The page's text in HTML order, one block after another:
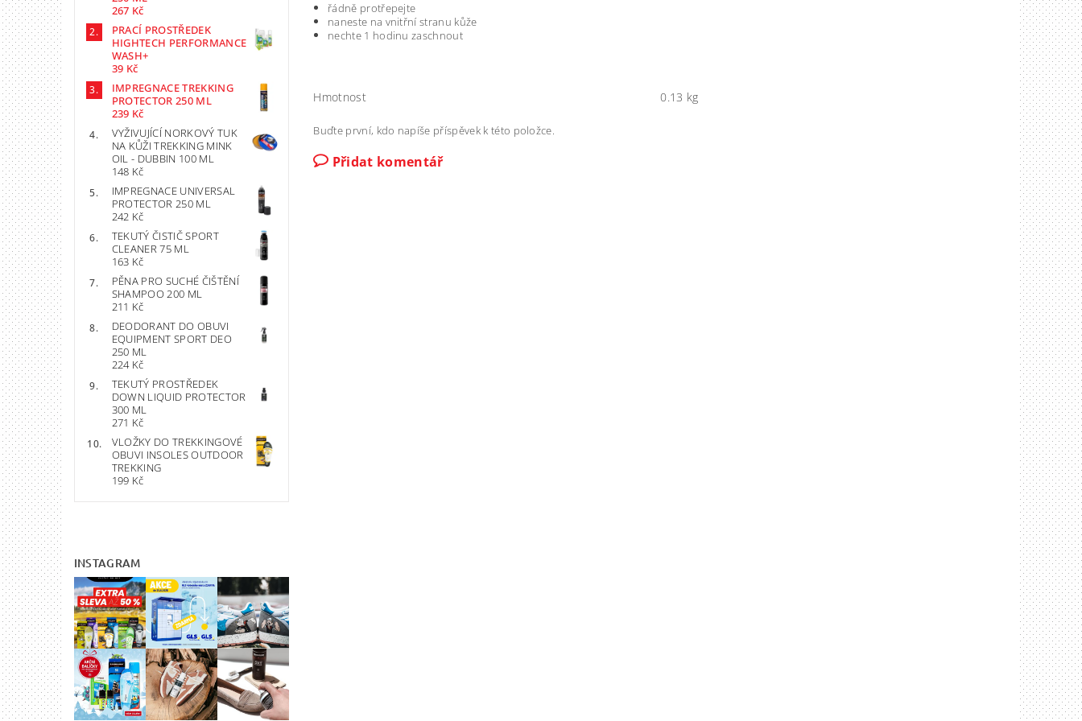
267 Kč
PRACÍ PROSTŘEDEK
HIGHTECH PERFORMANCE
WASH+
39 Kč
IMPREGNACE TREKKING
PROTECTOR 250 ML
239 Kč
VYŽIVUJÍCÍ NORKOVÝ TUK
NA KŮŽI TREKKING MINK
OIL - DUBBIN 100 ML
148 Kč
IMPREGNACE UNIVERSAL
PROTECTOR 250 ML
242 Kč
TEKUTÝ ČISTIČ SPORT
CLEANER 75 ML
163 Kč
PĚNA PRO SUCHÉ ČIŠTĚNÍ
SHAMPOO 200 ML
211 Kč
DEODORANT DO OBUVI
EQUIPMENT SPORT DEO
250 ML
224 Kč
TEKUTÝ PROSTŘEDEK
DOWN LIQUID PROTECTOR
300 ML
271 Kč
VLOŽKY DO TREKKINGOVÉ
OBUVI INSOLES OUTDOOR
TREKKING
199 Kč
INSTAGRAM
řádně protřepejte
naneste na vnitřní stranu kůže
nechte 1 hodinu zaschnout
Hmotnost 0.13 kg
Buďte první, kdo napíše příspěvek k této položce.
Přidat komentář